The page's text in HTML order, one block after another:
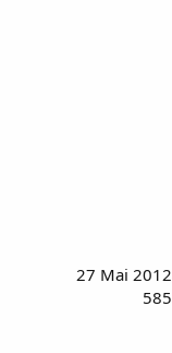
27 Mai 2012
585